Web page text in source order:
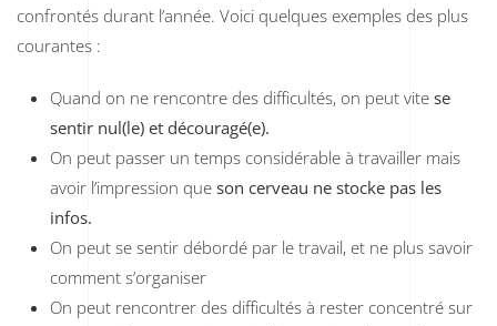
confrontés durant l’année. Voici quelques exemples des plus
courantes :
Quand on ne rencontre des difficultés, on peut vite se
sentir nul(le) et découragé(e).
On peut passer un temps considérable à travailler mais
avoir l’impression que son cerveau ne stocke pas les
infos.
On peut se sentir débordé par le travail, et ne plus savoir
comment s’organiser
On peut rencontrer des difficultés à rester concentré sur